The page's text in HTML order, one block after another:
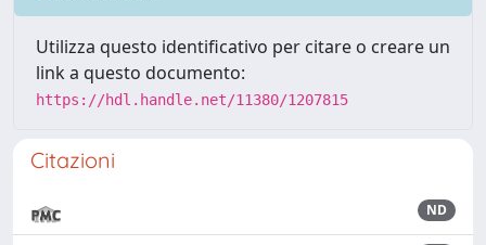
Utilizza questo identificativo per citare o creare un
link a questo documento:
https://hdl.handle.net/11380/1207815
Citazioni
ND